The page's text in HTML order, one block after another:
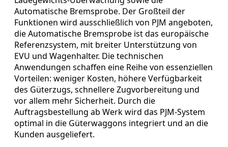
Automatische Bremsprobe. Der Großteil der
Funktionen wird ausschließlich von PJM angeboten,
die Automatische Bremsprobe ist das europäische
Referenzsystem, mit breiter Unterstützung von
EVU und Wagenhalter. Die technischen
Anwendungen schaffen eine Reihe von essenziellen
Vorteilen: weniger Kosten, höhere Verfügbarkeit
des Güterzugs, schnellere Zugvorbereitung und
vor allem mehr Sicherheit. Durch die
Auftragsbestellung ab Werk wird das PJM-System
optimal in die Güterwaggons integriert und an die
Kunden ausgeliefert.